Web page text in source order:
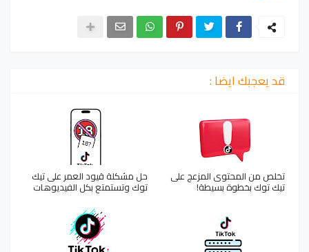
قد يعجبك ايضا :
تخلص من المحتوى المزعج على
تيك توك بخطوة بسيطة!
حل مشكلة قيود العمر على تيك
توك وتستمتع بكل الفيديوهات